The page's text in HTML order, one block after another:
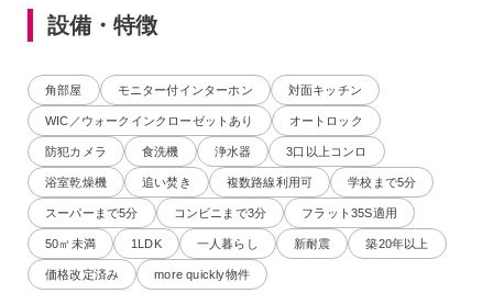
設備・特徴
角部屋 モニター付インターホン 対面キッチン
WIC／ウォークインクローゼットあり オートロック
防犯カメラ 食洗機 浄水器 3口以上コンロ
浴室乾燥機 追い焚き 複数路線利用可 学校まで5分
スーパーまで5分 コンビニまで3分 フラット35S適用
50㎡未満 1LDK 一人暮らし 新耐震 築20年以上
価格改定済み more quickly物件